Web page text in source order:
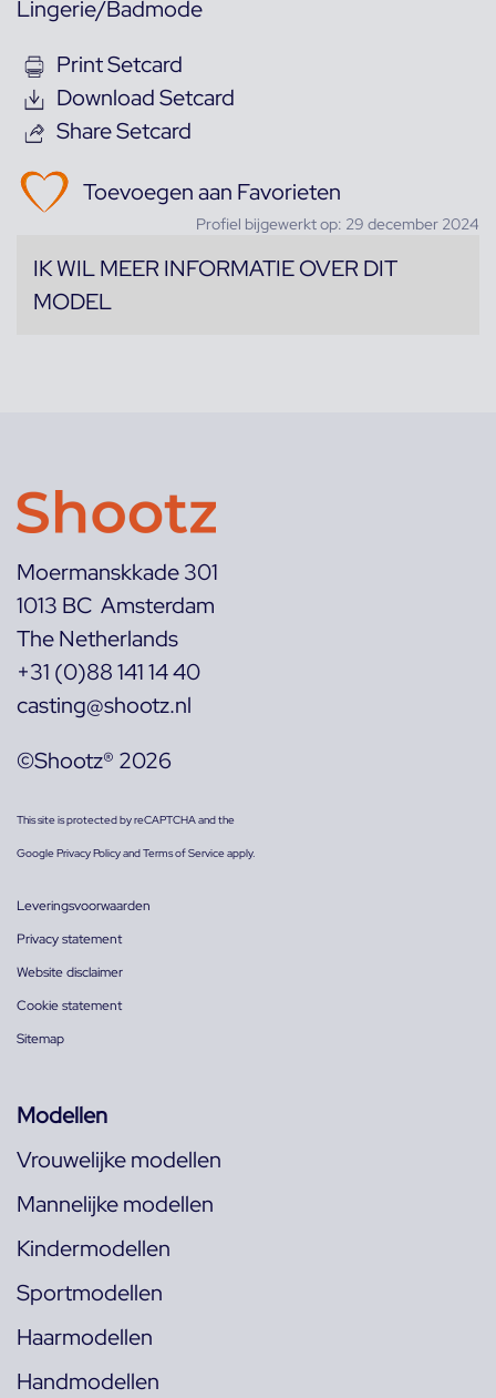
Lingerie/Badmode
Print Setcard
Download Setcard
Share Setcard
Toevoegen aan Favorieten
Profiel bijgewerkt op: 29 december 2024
IK WIL MEER INFORMATIE OVER DIT
MODEL
Moermanskkade 301
1013 BC Amsterdam
The Netherlands
+31 (0)88 141 14 40
casting@shootz.nl
©Shootz® 2026
This site is protected by reCAPTCHA and the
GooglePrivacy PolicyandTerms of Serviceapply.
Leveringsvoorwaarden
Privacy statement
Website disclaimer
Cookie statement
Sitemap
Modellen
Vrouwelijke modellen
Mannelijke modellen
Kindermodellen
Sportmodellen
Haarmodellen
Handmodellen